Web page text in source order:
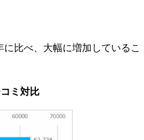
比べ、大幅に増加しているこ
ミ対比